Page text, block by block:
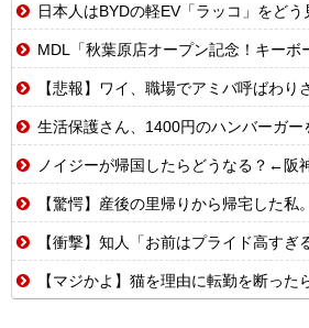
日本人はBYDの軽EV「ラッコ」をどう見て
MDL「秋葉原店オープン記念！キーボード900台・マウス100台無料でプレゼ
【悲報】ワイ、職場でアミバ呼ばわり
生活保護さん、1400円のハンバーガーを
ノイジーが帰国したらどうなる？←阪神の運
【驚愕】産後の里帰りから帰宅した私。けれど自宅には予想もしない人物が住み着いており……義父「お!嫁ちゃんお疲れ!
【衝撃】知人「お前はプライド高すぎるんだよ!!
【マジかよ】猫を理由に転勤を断ったら、翌